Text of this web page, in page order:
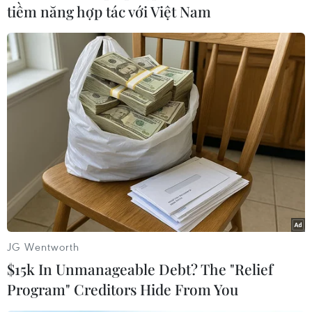
bútlông và 1 biểu tượng tay cầm nòng lửa.
Đình Đông Ngạc còn lưu giữ 1 đôi hạc thờ cao 2
m, 1 bộ ngũ sự, 3 cỗ kiệubát cống, 1 cỗ kiệu
võng, 1 long đình, 6 hoành phi, 24 câu đối, 1
kiệu rước thầnmía, 2 hương án, 1 sập thờ, 3
long ngai, 48 bức tranh trên ván gỗ (mỗi bức
tranhđều có kèm 1 bài thơ), 3 bộ triều phục và
nhiều đồ thờ khác.
Chùa Đông Ngạc
Chùa Đông Ngạc có 59 gian, kiến trúc nội tự chữ
“Đinh”, ngoại tự chữ“Quốc”.
Chùa được khởi dựng từ thời vua Lê Thần Tông
tiềm năng hợp tác với Việt Nam
JG Wentworth
$15k In Unmanageable Debt? The "Relief
Program" Creditors Hide From You